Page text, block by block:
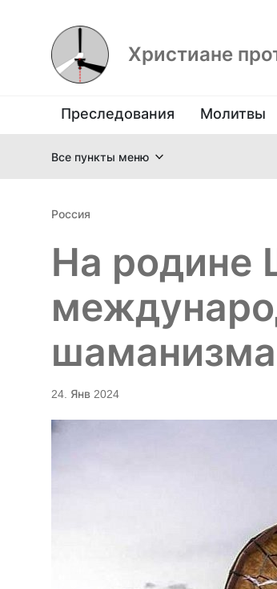
Христиане
Преследования Молитвы
Все пункты меню
Россия
На родине
шаманизма
24. Янв 2024